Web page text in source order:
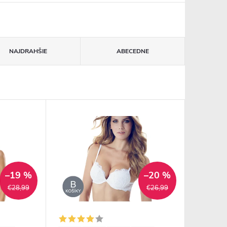
NAJDRAHŠIE ABECEDNE
€28,99
–19 %
€26,99
–20 %